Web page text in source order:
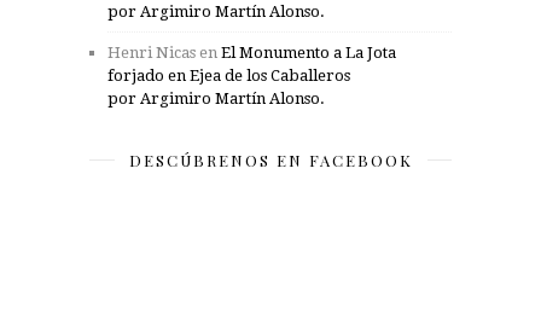
por Argimiro Martín Alonso.
Henri Nicas en El Monumento a La Jota
forjado en Ejea de los Caballeros
por Argimiro Martín Alonso.
DESCÚBRENOS EN FACEBOOK